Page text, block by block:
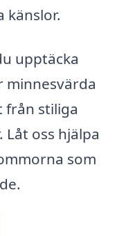
känslor.
upptäcka
minnesvärda
från stiliga
oss hjälpa
som